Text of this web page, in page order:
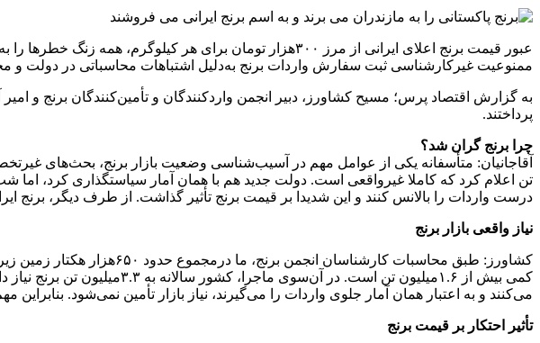
عبور قیمت برنج اعلای ایرانی از مرز ۳۰۰هزار تومان برای
ممنوعیت غیرکارشناسی ثبت سفارش واردات برنج به‌دلیل اشتباهات محاسباتی در دولت و
به گزارش اقتصاد پرس؛ مسیح کشاورز، دبیر انجمن واردکنندگان و تأمین‌کنندگان برنج و
پرداختند.
چرا برنج گران شد؟
درست واردات را بالانس کنند و این شدیدا بر قیمت برنج تأثیر گذاشت. از طرف دیگر، برنج ایرانی در ۳ سال اخیر چندان گران نشد و در محدوده ۱۰۰هزار تومان بود؛ اما نهاده کشاورزی
نیاز واقعی بازار برنج
می‌کنند و به اعتبار همان آمار جلوی واردات را می‌گیرند، نیاز بازار تأمین نمی‌شود.
تأثیر احتکار بر قیمت برنج